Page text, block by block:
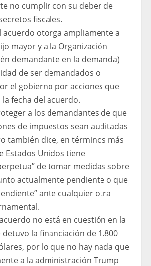
no cumplir con su deber de
fiscales.
acuerdo otorga ampliamente a
mayor y a la Organización
demandante en la demanda)
de ser demandados o
el gobierno por acciones que
fecha del acuerdo.
a los demandantes de que
de impuestos sean auditadas
también dice, en términos más
Estados Unidos tiene
de tomar medidas sobre
actualmente pendiente o que
ante cualquier otra
no está en cuestión en la
la financiación de 1.800
por lo que no hay nada que
a la administración Trump